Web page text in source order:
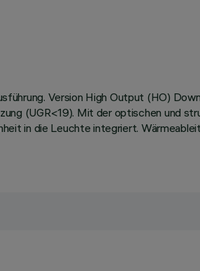
Version High Output (HO)
(UGR<19). Mit der optischen und
in die Leuchte integriert.